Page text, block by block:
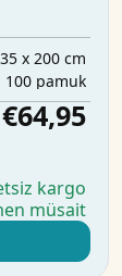
x 200 cm
100 pamuk
€64,95
kargo
müsait